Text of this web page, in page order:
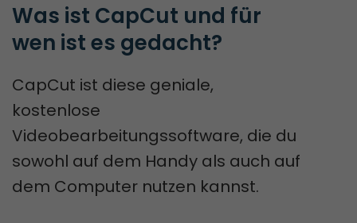
Was ist CapCut und für
wen ist es gedacht?
CapCut ist diese geniale,
kostenlose
Videobearbeitungssoftware, die du
sowohl auf dem Handy als auch auf
dem Computer nutzen kannst.